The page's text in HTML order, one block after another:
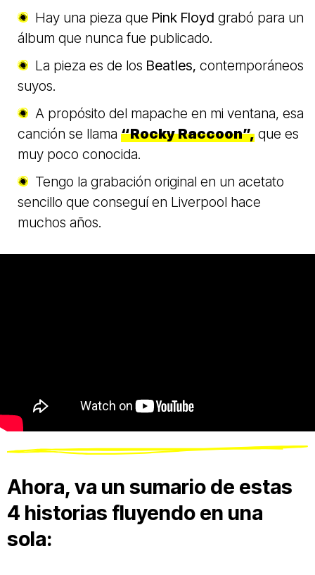
Hay una pieza que Pink Floyd grabó para un
álbum que nunca fue publicado.
La pieza es de los Beatles, contemporáneos
suyos.
A propósito del mapache en mi ventana, esa
canción se llama “Rocky Raccoon”, que es
muy poco conocida.
Tengo la grabación original en un acetato
sencillo que conseguí en Liverpool hace
muchos años.
Ahora, va un sumario de estas
4 historias fluyendo en una
sola: